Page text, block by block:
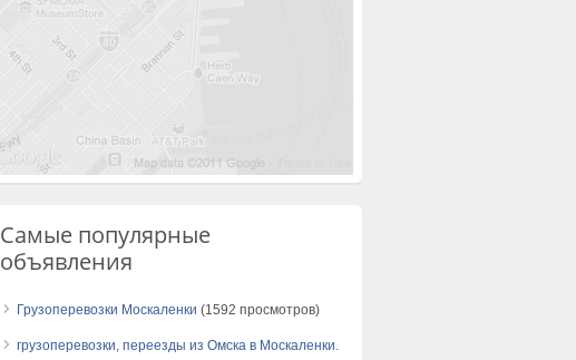
Самые популярные
объявления
Грузоперевозки Москаленки (1592 просмотров)
грузоперевозки, переезды из Омска в Москаленки.